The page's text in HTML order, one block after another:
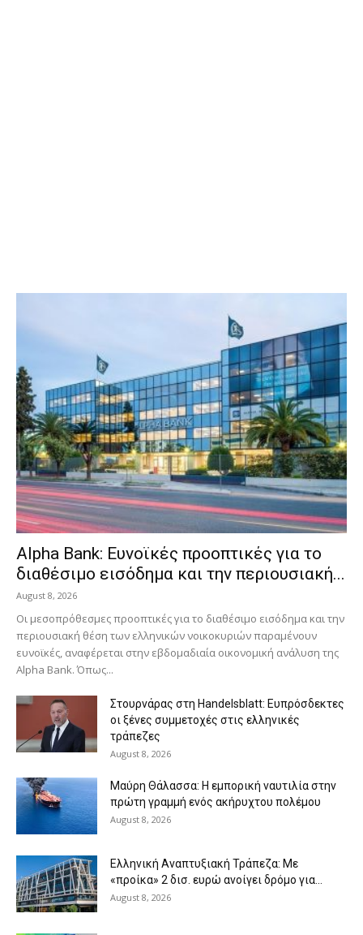
Alpha Bank: Ευνοϊκές προοπτικές για το
διαθέσιμο εισόδημα και την περιουσιακή...
August 8, 2026
Οι μεσοπρόθεσμες προοπτικές για το διαθέσιμο εισόδημα και την
περιουσιακή θέση των ελληνικών νοικοκυριών παραμένουν
ευνοϊκές, αναφέρεται στην εβδομαδιαία οικονομική ανάλυση της
Alpha Bank. Όπως...
Στουρνάρας στη Handelsblatt: Ευπρόσδεκτες
οι ξένες συμμετοχές στις ελληνικές
τράπεζες
August 8, 2026
Μαύρη Θάλασσα: Η εμπορική ναυτιλία στην
πρώτη γραμμή ενός ακήρυχτου πολέμου
August 8, 2026
Ελληνική Αναπτυξιακή Τράπεζα: Με
«προίκα» 2 δισ. ευρώ ανοίγει δρόμο για...
August 8, 2026